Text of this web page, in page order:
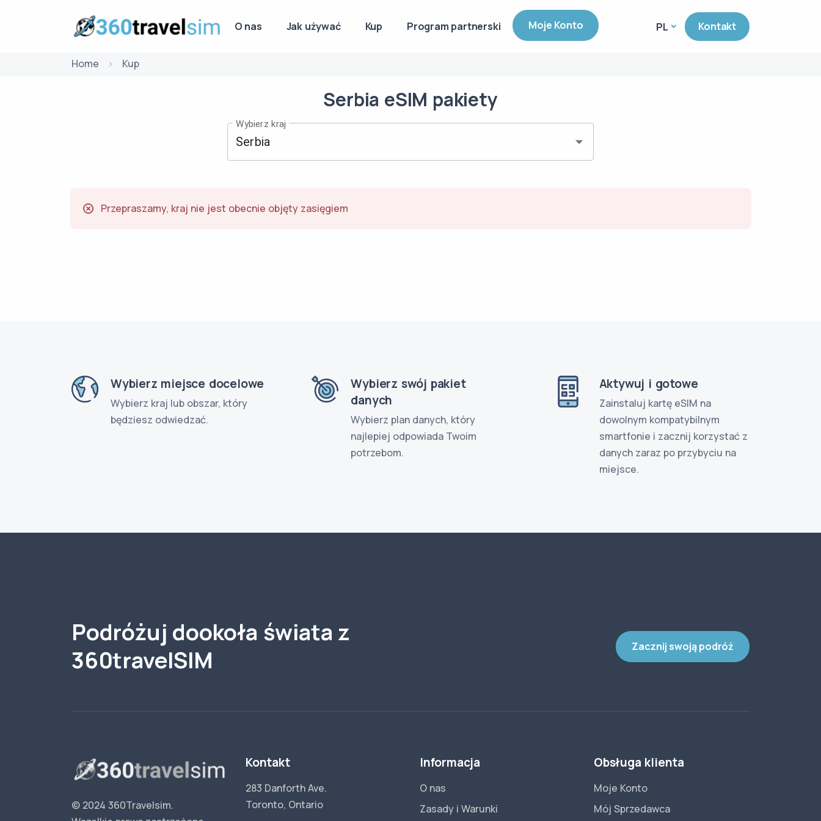
O nas Jak używać Kup Program partnerski Moje Konto PL Kontakt
Home Kup
Serbia eSIM pakiety
Wybierz kraj
Przepraszamy, kraj nie jest obecnie objęty zasięgiem
Wybierz miejsce docelowe
Wybierz kraj lub obszar, który
będziesz odwiedzać.
Wybierz swój pakiet
danych
Wybierz plan danych, który
najlepiej odpowiada Twoim
potrzebom.
Aktywuj i gotowe
Zainstaluj kartę eSIM na
dowolnym kompatybilnym
smartfonie i zacznij korzystać z
danych zaraz po przybyciu na
miejsce.
Podróżuj dookoła świata z
360travelSIM
Zacznij swoją podróż
© 2024 360Travelsim.
Kontakt
283 Danforth Ave.
Toronto, Ontario
Informacja
O nas
Zasady i Warunki
Obsługa klienta
Moje Konto
Mój Sprzedawca